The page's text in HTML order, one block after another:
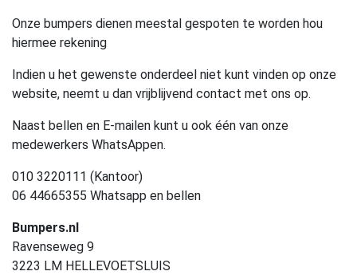
Onze bumpers dienen meestal gespoten te worden hou
hiermee rekening
Indien u het gewenste onderdeel niet kunt vinden op onze
website, neemt u dan vrijblijvend contact met ons op.
Naast bellen en E-mailen kunt u ook één van onze
medewerkers WhatsAppen.
010 3220111 (Kantoor)
06 44665355 Whatsapp en bellen
Bumpers.nl
Ravenseweg 9
3223 LM HELLEVOETSLUIS